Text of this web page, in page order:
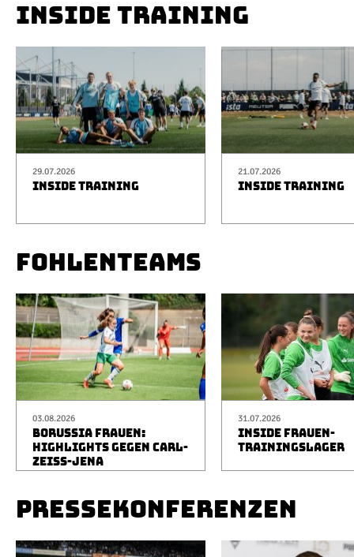
INSIDE TRAINING
29.07.2026
INSIDE TRAINING
21.07.2026
INSIDE TRAINING
FOHLENTEAMS
03.08.2026
BORUSSIA FRAUEN:
HIGHLIGHTS GEGEN CARL-
ZEISS-JENA
31.07.2026
INSIDE FRAUEN-
TRAININGSLAGER
PRESSEKONFERENZEN